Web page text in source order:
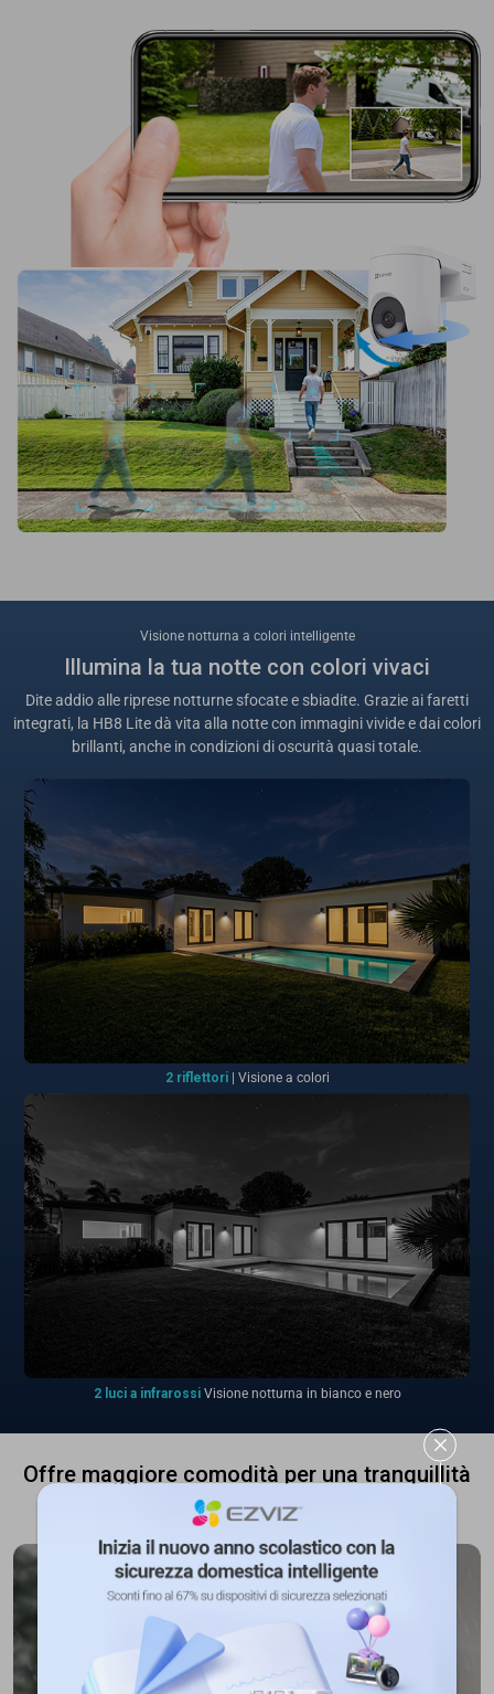
Visione notturna a colori intelligente
Illumina la tua notte con colori vivaci
Dite addio alle riprese notturne sfocate e sbiadite. Grazie ai faretti
integrati, la HB8 Lite dà vita alla notte con immagini vivide e dai colori
brillanti, anche in condizioni di oscurità quasi totale.
2 riflettori | Visione a colori
2 luci a infrarossi Visione notturna in bianco e nero
Offre maggiore comodità per una tranquillità
ancora più totale.